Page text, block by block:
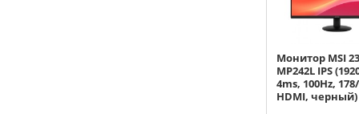
Монитор MSI
MP242L IPS
4ms, 100Hz,
HDMI,